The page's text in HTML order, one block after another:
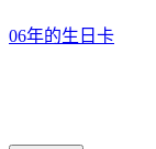
06年的生日卡